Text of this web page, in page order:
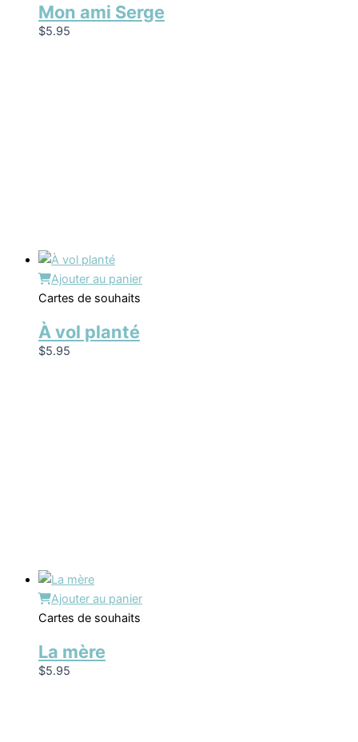
Mon ami Serge
$5.95
Ajouter au panier
Cartes de souhaits
À vol planté
$5.95
Ajouter au panier
Cartes de souhaits
La mère
$5.95